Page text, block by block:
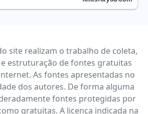
site realizam o trabalho de coleta,
estruturação de fontes gratuitas
As fontes apresentadas no
dos autores. De forma alguma
fontes protegidas por
gratuitas. A licença indicada na